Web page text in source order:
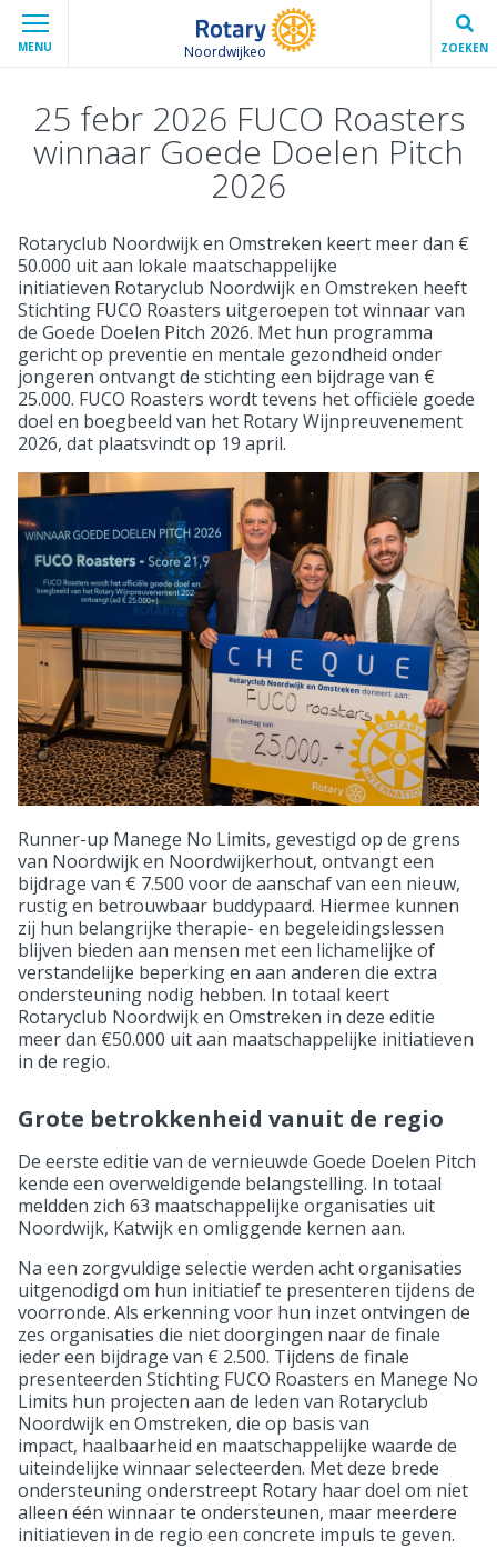
MENU Noordwijkeo ZOEKEN
25 febr 2026 FUCO Roasters
winnaar Goede Doelen Pitch
2026
Rotaryclub Noordwijk en Omstreken keert meer dan €
50.000 uit aan lokale maatschappelijke
initiatieven Rotaryclub Noordwijk en Omstreken heeft
Stichting FUCO Roasters uitgeroepen tot winnaar van
de Goede Doelen Pitch 2026. Met hun programma
gericht op preventie en mentale gezondheid onder
jongeren ontvangt de stichting een bijdrage van €
25.000. FUCO Roasters wordt tevens het officiële goede
doel en boegbeeld van het Rotary Wijnpreuvenement
2026, dat plaatsvindt op 19 april.
Runner-up Manege No Limits, gevestigd op de grens
van Noordwijk en Noordwijkerhout, ontvangt een
bijdrage van € 7.500 voor de aanschaf van een nieuw,
rustig en betrouwbaar buddypaard. Hiermee kunnen
zij hun belangrijke therapie- en begeleidingslessen
blijven bieden aan mensen met een lichamelijke of
verstandelijke beperking en aan anderen die extra
ondersteuning nodig hebben. In totaal keert
Rotaryclub Noordwijk en Omstreken in deze editie
meer dan €50.000 uit aan maatschappelijke initiatieven
in de regio.
Grote betrokkenheid vanuit de regio
De eerste editie van de vernieuwde Goede Doelen Pitch
kende een overweldigende belangstelling. In totaal
meldden zich 63 maatschappelijke organisaties uit
Noordwijk, Katwijk en omliggende kernen aan.
Na een zorgvuldige selectie werden acht organisaties
uitgenodigd om hun initiatief te presenteren tijdens de
voorronde. Als erkenning voor hun inzet ontvingen de
zes organisaties die niet doorgingen naar de finale
ieder een bijdrage van € 2.500. Tijdens de finale
presenteerden Stichting FUCO Roasters en Manege No
Limits hun projecten aan de leden van Rotaryclub
Noordwijk en Omstreken, die op basis van
impact, haalbaarheid en maatschappelijke waarde de
uiteindelijke winnaar selecteerden. Met deze brede
ondersteuning onderstreept Rotary haar doel om niet
alleen één winnaar te ondersteunen, maar meerdere
initiatieven in de regio een concrete impuls te geven.